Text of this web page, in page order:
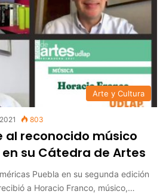
Arte y Cultura
803
al reconocido músico
su Cátedra de Artes
Puebla en su segunda edición
a Horacio Franco, músico,…